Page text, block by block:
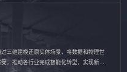
三维建模还原实体场景，将数据和物理世
，推动各行业完成智能化转型，实现新旧